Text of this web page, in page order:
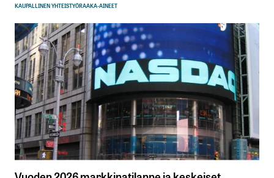
KAUPALLINEN YHTEISTYÖRAAKA-AINEET